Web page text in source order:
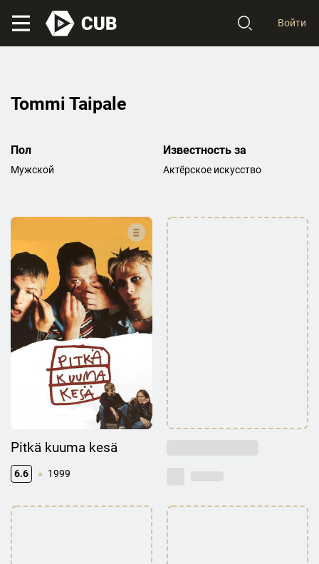
Войти
Tommi Taipale
Пол
Мужской
Известность за
Актёрское искусство
Pitkä kuuma kesä
6.6 1999